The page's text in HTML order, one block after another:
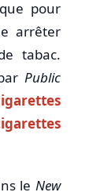
pour
arrêter
tabac.
Public
le New